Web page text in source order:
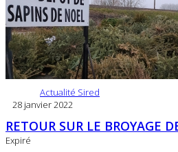
Actualité Sired
28 janvier 2022
RETOUR SUR LE BROYAGE
Expiré